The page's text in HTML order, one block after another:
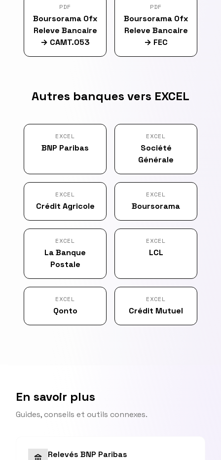
PDF
Boursorama Ofx
Releve Bancaire
→ CAMT.053
PDF
Boursorama Ofx
Releve Bancaire
→ FEC
Autres banques vers EXCEL
EXCEL
BNP Paribas
EXCEL
Société
Générale
EXCEL
Crédit Agricole
EXCEL
Boursorama
EXCEL
La Banque
Postale
EXCEL
LCL
EXCEL
Qonto
EXCEL
Crédit Mutuel
En savoir plus
Guides, conseils et outils connexes.
Relevés BNP Paribas